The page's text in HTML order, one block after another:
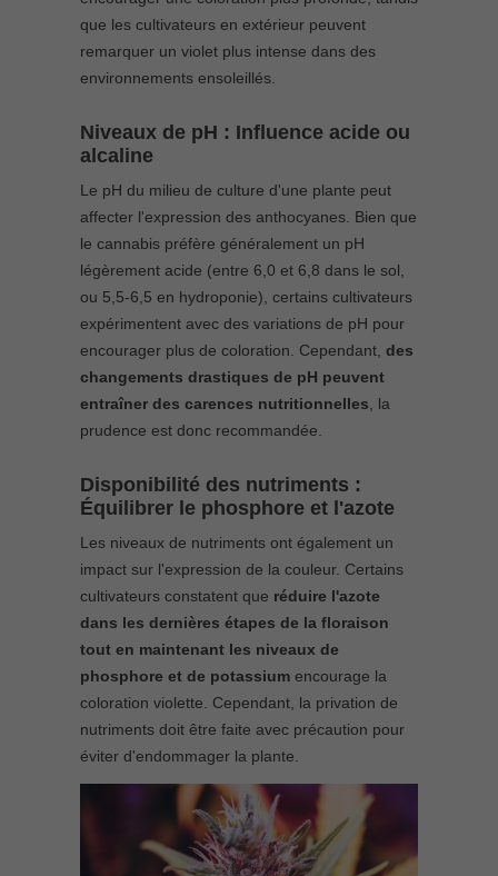
que les cultivateurs en extérieur peuvent
remarquer un violet plus intense dans des
environnements ensoleillés.
Niveaux de pH : Influence acide ou
alcaline
Le pH du milieu de culture d'une plante peut
affecter l'expression des anthocyanes. Bien que
le cannabis préfère généralement un pH
légèrement acide (entre 6,0 et 6,8 dans le sol,
ou 5,5-6,5 en hydroponie), certains cultivateurs
expérimentent avec des variations de pH pour
encourager plus de coloration. Cependant, des
changements drastiques de pH peuvent
entraîner des carences nutritionnelles , la
prudence est donc recommandée.
Disponibilité des nutriments :
Équilibrer le phosphore et l'azote
Les niveaux de nutriments ont également un
impact sur l'expression de la couleur. Certains
cultivateurs constatent que réduire l'azote
dans les dernières étapes de la floraison
tout en maintenant les niveaux de
phosphore et de potassium encourage la
coloration violette. Cependant, la privation de
nutriments doit être faite avec précaution pour
éviter d'endommager la plante.